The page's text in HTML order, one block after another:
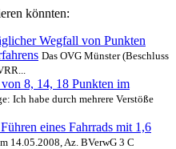
könnten:
Wegfall von Punkten
Das OVG Münster (Beschluss
8, 14, 18 Punkten im
Ich habe durch mehrere Verstöße
eines Fahrrads mit 1,6
14.05.2008, Az. BVerwG 3 C